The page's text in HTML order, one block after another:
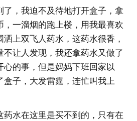
了，我迫不及待地打开盒子，拿
，一溜烟的跑上楼，用我最喜欢
上双飞人药水，这药水很香，
不让人发现，我还拿药水又做了
心的事，但是妈妈下班回家以
盒子，大发雷霆，连忙叫我上
药水在这里是买不到的，只有在